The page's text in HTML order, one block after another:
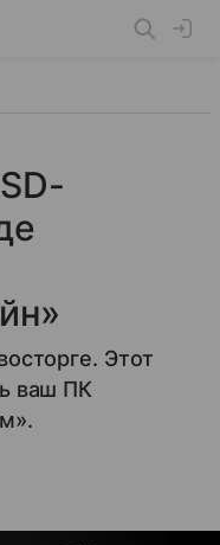
Этот
ваш ПК